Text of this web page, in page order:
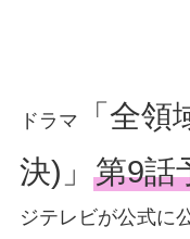
ドラマ
「全
決)」 第9話
ジテレビが公式に